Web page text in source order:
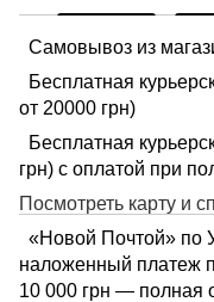
Самовывоз из
Бесплатная
от 20000 грн)
Бесплатная
грн) с оплатой при
Посмотреть карту и
«Новой Почтой» по
наложенный платеж
10 000 грн — полная